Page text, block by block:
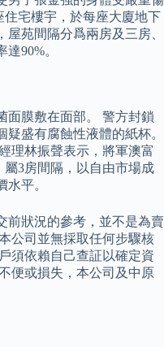
宅樓宇，於每座大廈地下
苑間隔分爲兩房及三房、
90%。
面膜敷在面部。 警方封鎖
盛有腐蝕性液體的紙杯。
理林振聲表示，將軍澳富
3房間隔，以自由市場成
水平。
前狀況的參考，並不是為賣
公司並無採取任何步驟核
須依賴自己查証以確定資
便或損失，本公司及中原